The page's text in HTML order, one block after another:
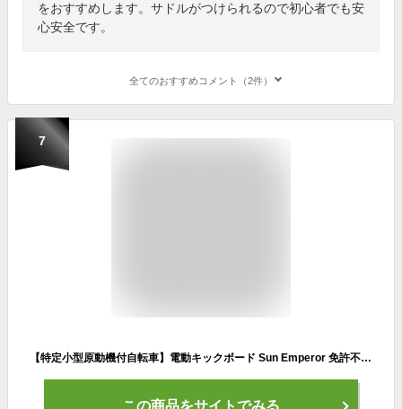
をおすすめします。サドルがつけられるので初心者でも安
心安全です。
全てのおすすめコメント（2件）
7
【特定小型原動機付自転車】電動キックボード Sun Emperor 免許不要 電動スクーター 『SS1』サドル付き ＋ 安定性抜群 大径タイヤ12インチ 性能等確認制度合格済 電動バイク EVバイク 電動キックボード エコ 電動自転車 eバイク
この商品をサイトでみる